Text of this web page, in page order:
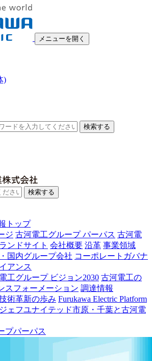
メニューを開く
)
検索する
検索する
トップ
ジ 古河電工グループ パーパス 古河電
ンドサイト 会社概要 沿革 事業領域
国内グループ会社 コーポレートガバナ
アンス
工グループ ビジョン2030 古河電工の
スフォーメーション 調達情報
術革新の歩み Furukawa Electric Platform
ジェフユナイテッド市原・千葉と古河電
プパーパス